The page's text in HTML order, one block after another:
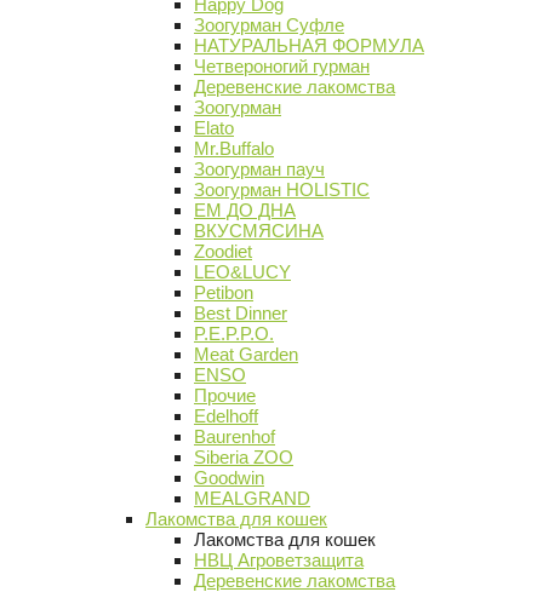
Happy Dog
Зоогурман Суфле
НАТУРАЛЬНАЯ ФОРМУЛА
Четвероногий гурман
Деревенские лакомства
Зоогурман
Elato
Mr.Buffalo
Зоогурман пауч
Зоогурман HOLISTIC
ЕМ ДО ДНА
ВКУСМЯСИНА
Zoodiet
LEO&LUCY
Petibon
Best Dinner
P.E.P.P.O.
Meat Garden
ENSO
Прочие
Edelhoff
Baurenhof
Siberia ZOO
Goodwin
MEALGRAND
Лакомства для кошек
Лакомства для кошек
НВЦ Агроветзащита
Деревенские лакомства